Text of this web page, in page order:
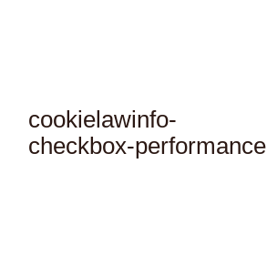
cookielawinfo-
checkbox-performance